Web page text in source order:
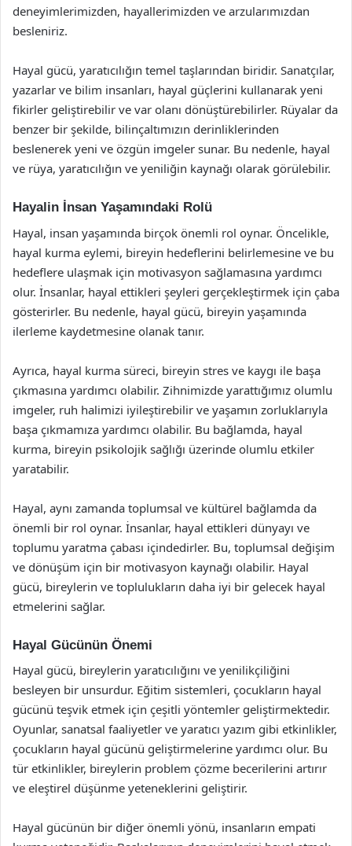
deneyimlerimizden, hayallerimizden ve arzularımızdan
besleniriz.
Hayal gücü, yaratıcılığın temel taşlarından biridir. Sanatçılar,
yazarlar ve bilim insanları, hayal güçlerini kullanarak yeni
fikirler geliştirebilir ve var olanı dönüştürebilirler. Rüyalar da
benzer bir şekilde, bilinçaltımızın derinliklerinden
beslenerek yeni ve özgün imgeler sunar. Bu nedenle, hayal
ve rüya, yaratıcılığın ve yeniliğin kaynağı olarak görülebilir.
Hayalin İnsan Yaşamındaki Rolü
Hayal, insan yaşamında birçok önemli rol oynar. Öncelikle,
hayal kurma eylemi, bireyin hedeflerini belirlemesine ve bu
hedeflere ulaşmak için motivasyon sağlamasına yardımcı
olur. İnsanlar, hayal ettikleri şeyleri gerçekleştirmek için çaba
gösterirler. Bu nedenle, hayal gücü, bireyin yaşamında
ilerleme kaydetmesine olanak tanır.
Ayrıca, hayal kurma süreci, bireyin stres ve kaygı ile başa
çıkmasına yardımcı olabilir. Zihnimizde yarattığımız olumlu
imgeler, ruh halimizi iyileştirebilir ve yaşamın zorluklarıyla
başa çıkmamıza yardımcı olabilir. Bu bağlamda, hayal
kurma, bireyin psikolojik sağlığı üzerinde olumlu etkiler
yaratabilir.
Hayal, aynı zamanda toplumsal ve kültürel bağlamda da
önemli bir rol oynar. İnsanlar, hayal ettikleri dünyayı ve
toplumu yaratma çabası içindedirler. Bu, toplumsal değişim
ve dönüşüm için bir motivasyon kaynağı olabilir. Hayal
gücü, bireylerin ve toplulukların daha iyi bir gelecek hayal
etmelerini sağlar.
Hayal Gücünün Önemi
Hayal gücü, bireylerin yaratıcılığını ve yenilikçiliğini
besleyen bir unsurdur. Eğitim sistemleri, çocukların hayal
gücünü teşvik etmek için çeşitli yöntemler geliştirmektedir.
Oyunlar, sanatsal faaliyetler ve yaratıcı yazım gibi etkinlikler,
çocukların hayal gücünü geliştirmelerine yardımcı olur. Bu
tür etkinlikler, bireylerin problem çözme becerilerini artırır
ve eleştirel düşünme yeteneklerini geliştirir.
Hayal gücünün bir diğer önemli yönü, insanların empati